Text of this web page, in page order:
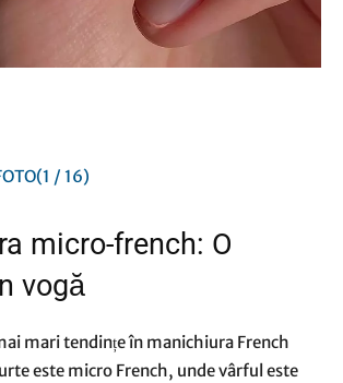
(1 / 16)
micro-french: O
vogă
mari tendințe în manichiura French
este micro French, unde vârful este